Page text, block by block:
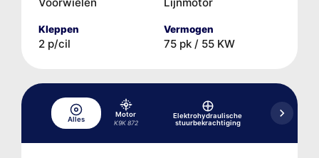
Kleppen
2 p/cil
Vermogen
75 pk / 55 KW
Alles
Motor
K9K 872
Elektrohydraulische
stuurbekrachtiging
rem-/